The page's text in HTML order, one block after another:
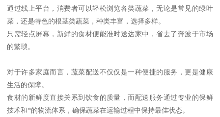
通过线上平台，消费者可以轻松浏览各类蔬菜，无论是常见的绿叶
菜，还是特色的根茎类蔬菜，种类丰富，选择多样。
只需轻点屏幕，新鲜的食材便能准时送达家中，省去了奔波于市场
的繁琐。
对于许多家庭而言，蔬菜配送不仅仅是一种便捷的服务，更是健康
生活的保障。
食材的新鲜度直接关系到饮食的质量，而配送服务通过专业的保鲜
技术和*的物流体系，确保蔬菜在运输过程中保持最佳状态。